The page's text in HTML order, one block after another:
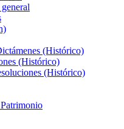
(Histórico)
(Histórico)
(Histórico)